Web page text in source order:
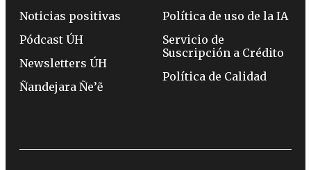
Noticias positivas
Pódcast ÚH
Newsletters ÚH
Ñandejara Ñe’ẽ
Política de uso de la IA
Servicio de
Suscripción a Crédito
Política de Calidad